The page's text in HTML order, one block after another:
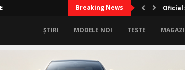
Breaking News Lux
ȘTIRI MODELE NOI TESTE